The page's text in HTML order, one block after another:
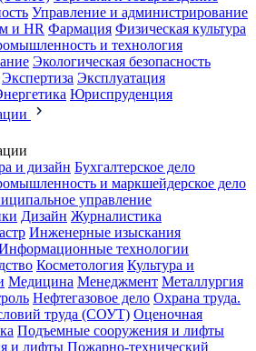
Управление и администрирование
и HR Фармация Физическая культура
и технология
Экологическая безопасность
Экспертиза Эксплуатация
Юриспруденция
и дизайн Бухгалтерское дело
и маркшейдерское дело
управление
Дизайн Журналистика
Инженерные изыскания
технологии
Косметология Культура и
Медицина Менеджмент Металлургия
Нефтегазовое дело Охрана труда.
труда (СОУТ) Оценочная
Подъемные сооружения и лифты
и лифты Пожарно-технический